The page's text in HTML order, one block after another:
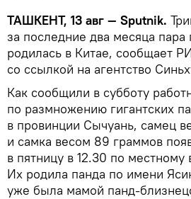
ТАШКЕНТ, 13 авг — Sputnik.
за последние два месяца
родилась в Китае, сообщает
со ссылкой на агентство
Как сообщили в субботу
по размножению гигантских
в провинции Сычуань, самец
и самка весом 89 граммов
в пятницу в 12.30 по
Их родила панда по имени
уже была мамой панд-